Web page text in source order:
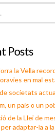
Posts
la Vella
en mal
societats
un país o un
de la Llei de
adaptar-la a